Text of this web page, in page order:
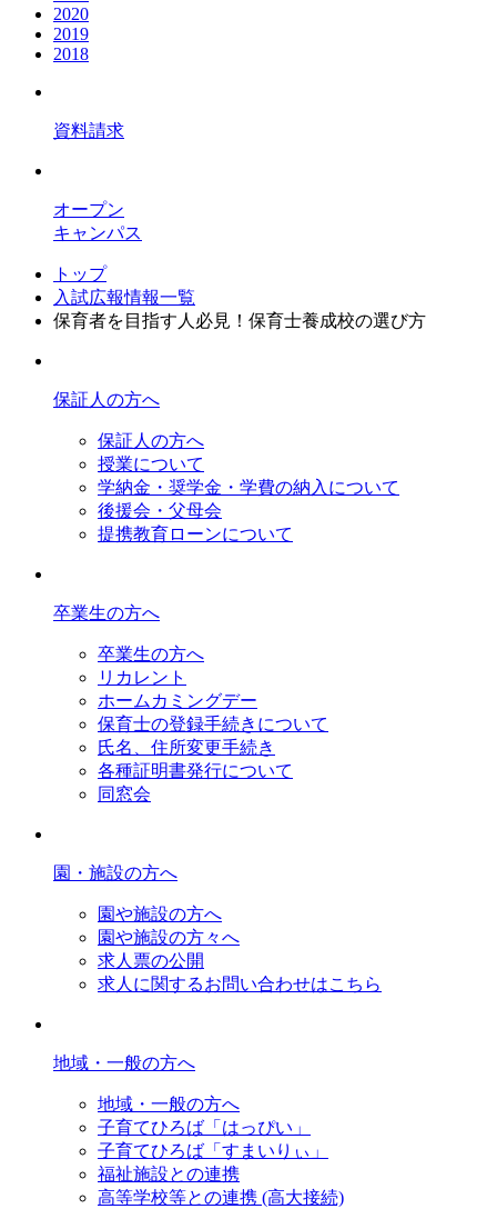
2020
2019
2018
資料請求
オープン
キャンパス
トップ
入試広報情報一覧
保育者を目指す人必見！保育士養成校の選び方
保証人の方へ
保証人の方へ
授業について
学納金・奨学金・学費の納入について
後援会・父母会
提携教育ローンについて
卒業生の方へ
卒業生の方へ
リカレント
ホームカミングデー
保育士の登録手続きについて
氏名、住所変更手続き
各種証明書発行について
同窓会
園・施設の方へ
園や施設の方へ
園や施設の方々へ
求人票の公開
求人に関するお問い合わせはこちら
地域・一般の方へ
地域・一般の方へ
子育てひろば「はっぴい」
子育てひろば「すまいりぃ」
福祉施設との連携
高等学校等との連携 (高大接続)